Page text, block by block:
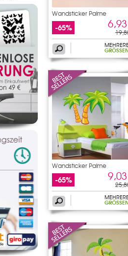
Wandsticker Palme
-65%
GRÖSSEN
Wandsticker Palme
-65%
GRÖSSEN